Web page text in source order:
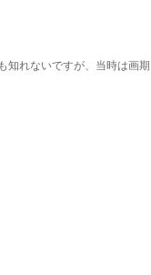
知れないですが、当時は画期